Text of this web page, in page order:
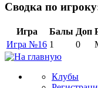
Сводка по
Игра Балы Доп
Игра №16 1 0
Клубы